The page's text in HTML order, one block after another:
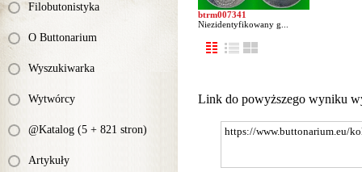
Filobutonistyka
O Buttonarium
Wyszukiwarka
Wytwórcy
@Katalog (5 + 821 stron)
Artykuły
btrm007341
Niezidentyfikowany g...
Link do powyższego wyniku